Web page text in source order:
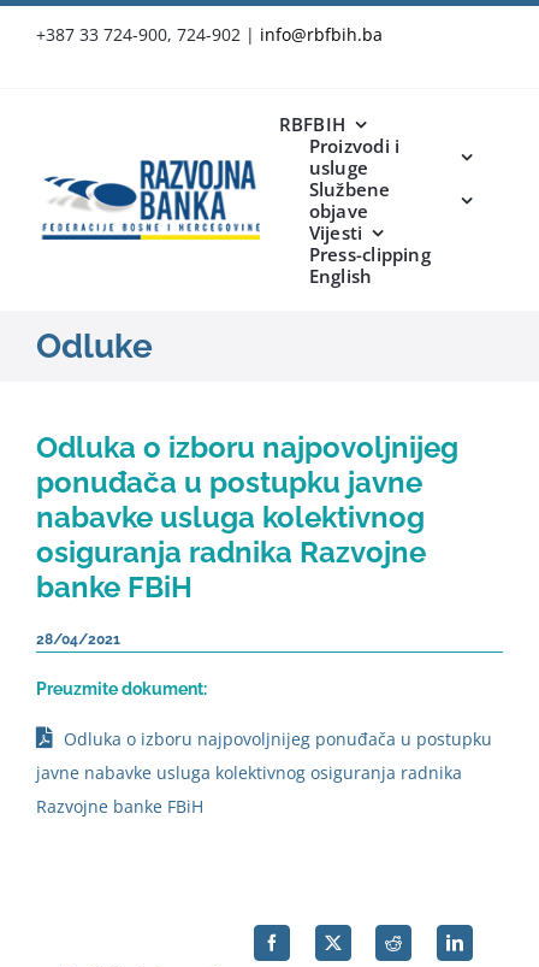
+387 33 724-900, 724-902 | info@rbfbih.ba
RBFBIH
Proizvodi i
usluge
Službene
objave
Vijesti
Press-clipping
English
Odluke
Odluka o izboru najpovoljnijeg
ponuđača u postupku javne
nabavke usluga kolektivnog
osiguranja radnika Razvojne
banke FBiH
28/04/2021
Preuzmite dokument:
Odluka o izboru najpovoljnijeg ponuđača u postupku
javne nabavke usluga kolektivnog osiguranja radnika
Razvojne banke FBiH